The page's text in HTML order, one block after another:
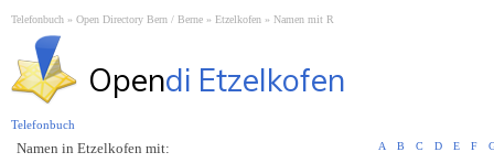
Telefonbuch Open Directory Bern / Berne Etzelkofen Namen mit R
Opendi Etzelkofen
Namen in Etzelkofen mit: A B C D E F
Telefonbuch